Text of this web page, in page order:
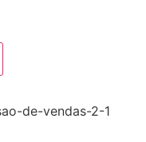
de-vendas-2-1